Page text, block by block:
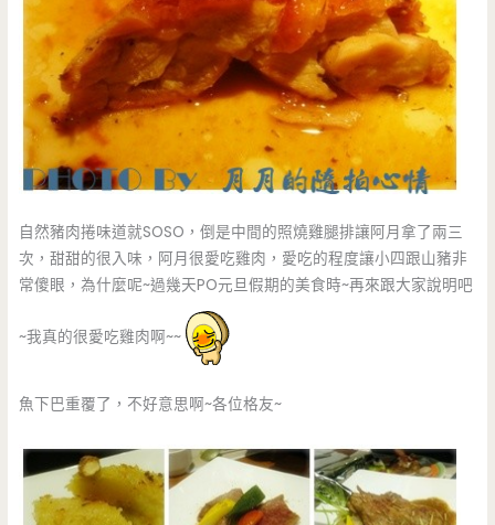
自然豬肉捲味道就SOSO，倒是中間的照燒雞腿排讓阿月拿了兩三
次，甜甜的很入味，阿月很愛吃雞肉，愛吃的程度讓小四跟山豬非
常傻眼，為什麼呢~過幾天PO元旦假期的美食時~再來跟大家說明吧
~我真的很愛吃雞肉啊~~
魚下巴重覆了，不好意思啊~各位格友~